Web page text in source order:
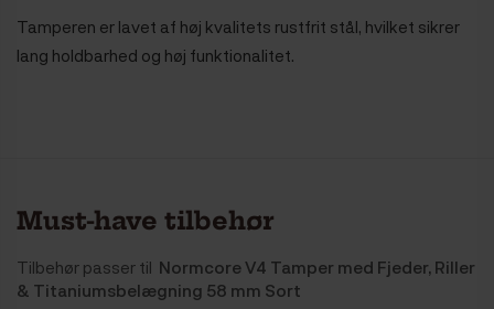
Tamperen er lavet af høj kvalitets rustfrit stål, hvilket sikrer
lang holdbarhed og høj funktionalitet.
Must-have tilbehør
Tilbehør passer til Normcore V4 Tamper med Fjeder, Riller
& Titaniumsbelægning 58 mm Sort